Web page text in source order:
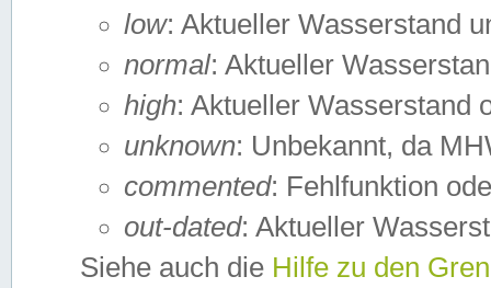
low: Aktueller Wasserstand
normal: Aktueller
high: Aktueller Wasserstand
unknown: Unbekannt, da
commented: Fehlfunktion
out-dated: Aktueller
Siehe auch die Hilfe zu den